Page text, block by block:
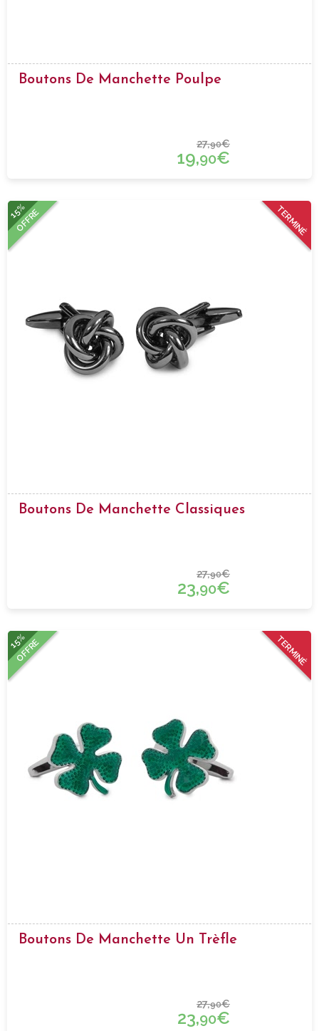
Boutons De Manchette Poulpe
27,90€
19,90€
TERMINÉ
15%
OFFRE
Boutons De Manchette Classiques
27,90€
23,90€
TERMINÉ
15%
OFFRE
Boutons De Manchette Un Trèfle
27,90€
23,90€